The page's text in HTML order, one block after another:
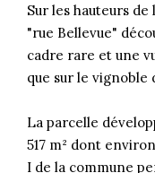
Sur les hauteurs
"rue Bellevue"
cadre rare et une
que sur le
La parcelle
517 m² dont
I de la commune